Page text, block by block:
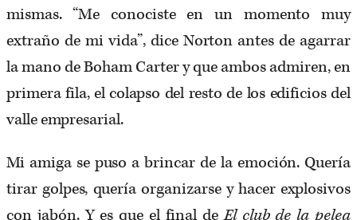
mismas. “Me conociste en un momento muy
extraño de mi vida”, dice Norton antes de agarrar
la mano de Boham Carter y que ambos admiren, en
primera fila, el colapso del resto de los edificios del
valle empresarial.
Mi amiga se puso a brincar de la emoción. Quería
tirar golpes, quería organizarse y hacer explosivos
con jabón. Y es que el final deEl club de la pelea